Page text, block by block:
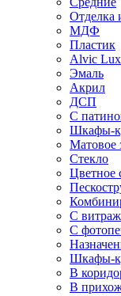
Отделка
МДФ
Пластик
Alvic
Эмаль
Акрил
ДСП
С
Шкафы-
Матовое
Стекло
Цветное
С
С
Шкафы-
В
В